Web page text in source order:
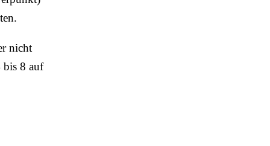
nicht
bis 8 auf